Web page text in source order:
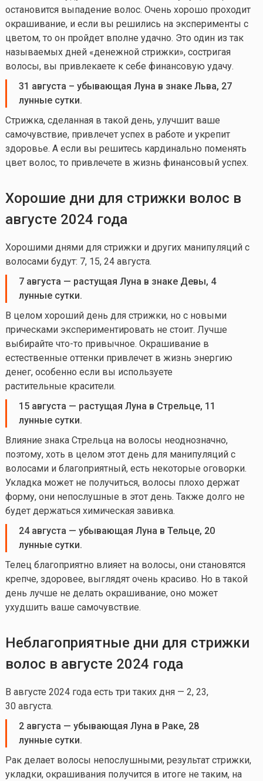
остановится выпадение волос. Очень хорошо проходит
окрашивание, и если вы решились на эксперименты с
цветом, то он пройдет вполне удачно. Это один из так
называемых дней «денежной стрижки», состригая
волосы, вы привлекаете к себе финансовую удачу.
31 августа – убывающая Луна в знаке Льва, 27
лунные сутки.
Стрижка, сделанная в такой день, улучшит ваше
самочувствие, привлечет успех в работе и укрепит
здоровье. А если вы решитесь кардинально поменять
цвет волос, то привлечете в жизнь финансовый успех.
Хорошие дни для стрижки волос в
августе 2024 года
Хорошими днями для стрижки и других манипуляций с
волосами будут: 7, 15, 24 августа.
7 августа — растущая Луна в знаке Девы, 4
лунные сутки.
В целом хороший день для стрижки, но с новыми
прическами экспериментировать не стоит. Лучше
выбирайте что-то привычное. Окрашивание в
естественные оттенки привлечет в жизнь энергию
денег, особенно если вы используете
растительные красители.
15 августа — растущая Луна в Стрельце, 11
лунные сутки.
Влияние знака Стрельца на волосы неоднозначно,
поэтому, хоть в целом этот день для манипуляций с
волосами и благоприятный, есть некоторые оговорки.
Укладка может не получиться, волосы плохо держат
форму, они непослушные в этот день. Также долго не
будет держаться химическая завивка.
24 августа — убывающая Луна в Тельце, 20
лунные сутки.
Телец благоприятно влияет на волосы, они становятся
крепче, здоровее, выглядят очень красиво. Но в такой
день лучше не делать окрашивание, оно может
ухудшить ваше самочувствие.
Неблагоприятные дни для стрижки
волос в августе 2024 года
В августе 2024 года есть три таких дня — 2, 23,
30 августа.
2 августа — убывающая Луна в Раке, 28
лунные сутки.
Рак делает волосы непослушными, результат стрижки,
укладки, окрашивания получится в итоге не таким, на